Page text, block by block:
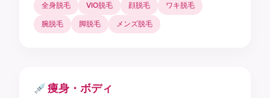
全身脱毛 VIO脱毛 顔脱毛 ワキ脱毛
腕脱毛 脚脱毛 メンズ脱毛
痩身・ボディ